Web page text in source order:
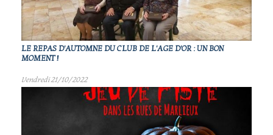
LE REPAS D'AUTOMNE DU CLUB DE L'AGE D'OR : UN BON
MOMENT !
Vendredi 21/10/2022